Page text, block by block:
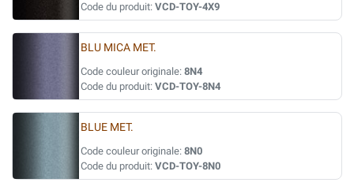
Code du produit: VCD-TOY-4X9
BLU MICA MET.
Code couleur originale: 8N4
Code du produit: VCD-TOY-8N4
BLUE MET.
Code couleur originale: 8N0
Code du produit: VCD-TOY-8N0